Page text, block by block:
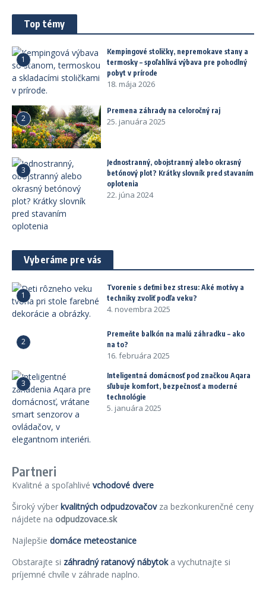
Top témy
1
Kempingové stoličky, nepremokave stany a
termosky – spoľahlivá výbava pre pohodlný
pobyt v prírode
18. mája 2026
2
Premena záhrady na celoročný raj
25. januára 2025
3
Jednostranný, obojstranný alebo okrasný
betónový plot? Krátky slovník pred stavaním
oplotenia
22. júna 2024
Vyberáme pre vás
1
Tvorenie s deťmi bez stresu: Aké motívy a
techniky zvoliť podľa veku?
4. novembra 2025
2
Premeňte balkón na malú záhradku – ako
na to?
16. februára 2025
3
Inteligentná domácnosť pod značkou Aqara
sľubuje komfort, bezpečnosť a moderné
technológie
5. januára 2025
Partneri
Kvalitné a spoľahlivé vchodové dvere
Široký výber kvalitných odpudzovačovza bezkonkurenčné ceny
nájdete na odpudzovace.sk
Najlepšie domáce meteostanice
Obstarajte si záhradný ratanový nábytoka vychutnajte si
príjemné chvíle v záhrade naplno.